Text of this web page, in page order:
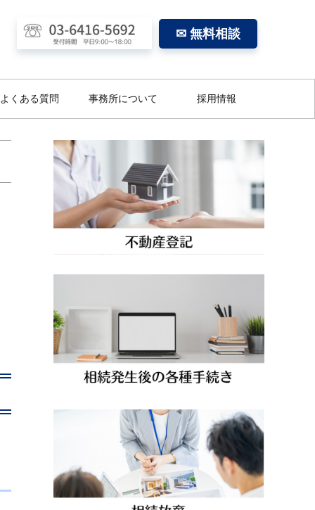
✉ 無料相談
よくある質問 事務所について 採用情報